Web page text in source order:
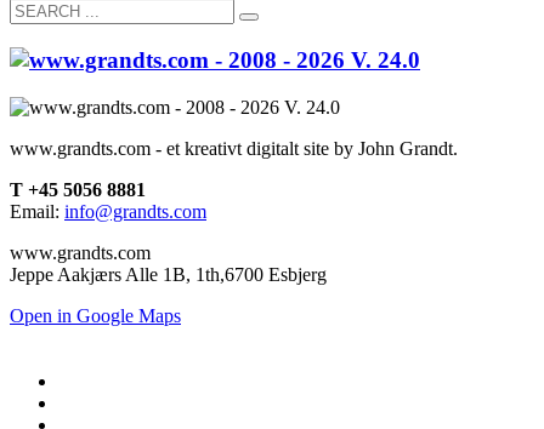
www.grandts.com - et kreativt digitalt site by John Grandt.
T +45 5056 8881
Email: info@grandts.com
www.grandts.com
Jeppe Aakjærs Alle 1B, 1th,6700 Esbjerg
Open in Google Maps